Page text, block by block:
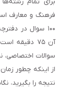
فرهنگ و معارف
۱۰۰ سوال در
آن ۷۵
سوالات اختصاصی،
از اینکه چطور
نتیجه را بگیرید،